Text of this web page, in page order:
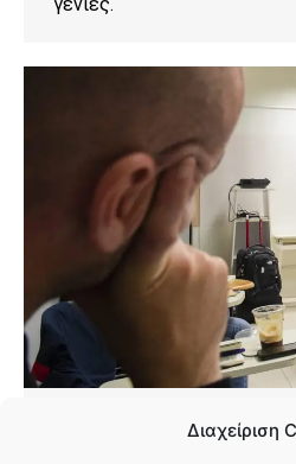
Διαχείριση
γενιές.
Γιάννης